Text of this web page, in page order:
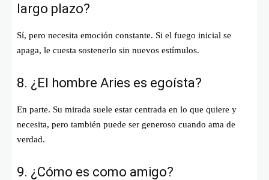
largo plazo?
Sí, pero necesita emoción constante. Si el fuego inicial se
apaga, le cuesta sostenerlo sin nuevos estímulos.
8. ¿El hombre Aries es egoísta?
En parte. Su mirada suele estar centrada en lo que quiere y
necesita, pero también puede ser generoso cuando ama de
verdad.
9. ¿Cómo es como amigo?